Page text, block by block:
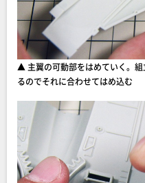
▲ 主翼の可動部をはめていく。
るのでそれに合わせてはめ込む